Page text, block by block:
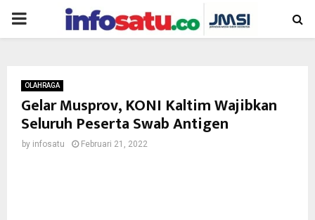
PRIMARY
OLAHRAGA
Gelar Musprov, KONI Kaltim Wajibkan
Seluruh Peserta Swab Antigen
by infosatu Februari 21, 2022